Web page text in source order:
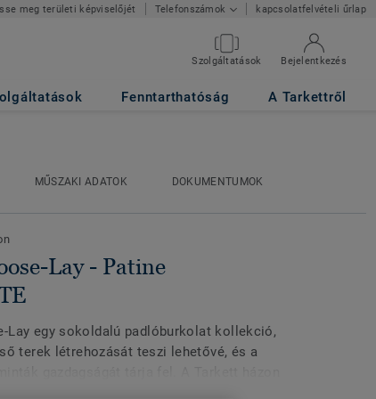
meg területi képviselőjét Telefonszámok kapcsolatfelvételi űrlap
Szolgáltatások Bejelentkezés
Fenntarthatóság A Tarkettről
MŰSZAKI ADATOK
DOKUMENTUMOK
Lay - Patine
Lay egy sokoldalú padlóburkolat kollekció,
terek létrehozását teszi lehetővé, és a
által megalkotott 37 dizájn és négy